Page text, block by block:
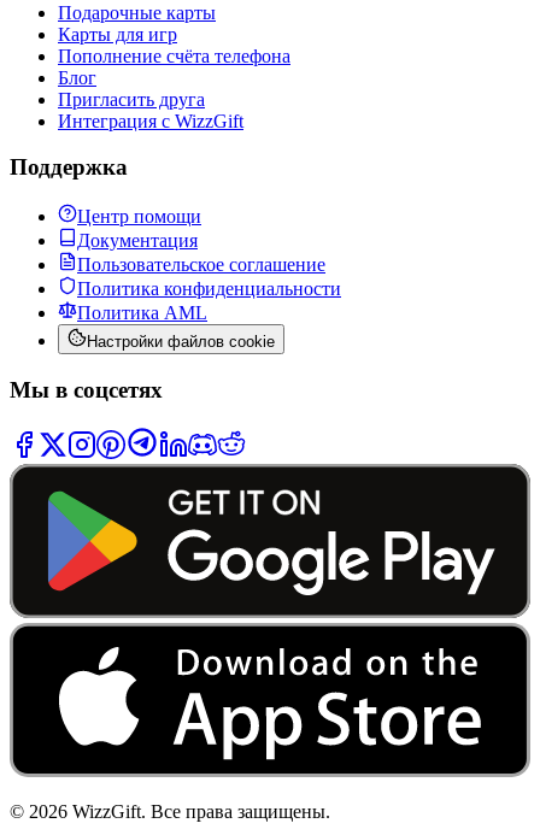
Подарочные карты
Карты для игр
Пополнение счёта телефона
Блог
Пригласить друга
Интеграция с WizzGift
Поддержка
Центр помощи
Документация
Пользовательское соглашение
Политика конфиденциальности
Политика AML
Настройки файлов cookie
Мы в соцсетях
© 2026 WizzGift. Все права защищены.